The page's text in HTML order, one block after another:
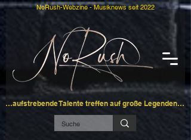
…aufstrebende Talente treffen auf große Legenden…
NoRush-Webzine - Musiknews seit 2022